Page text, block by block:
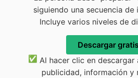
siguiendo una secuencia de
Incluye varios niveles de
Descargar gratis
Al hacer clic en
publicidad, información y